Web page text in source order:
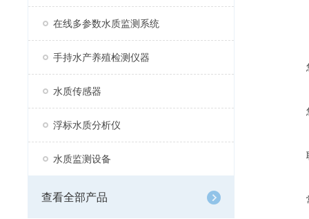
在线多参数水质监测系统
手持水产养殖检测仪器
水质传感器
浮标水质分析仪
水质监测设备
查看全部产品